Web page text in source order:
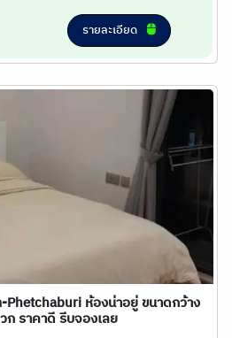
รายละเอียด
Phetchaburi ห้องน่าอยู่ ขนาดกว้าง
ราคาดี รีบจองเลย